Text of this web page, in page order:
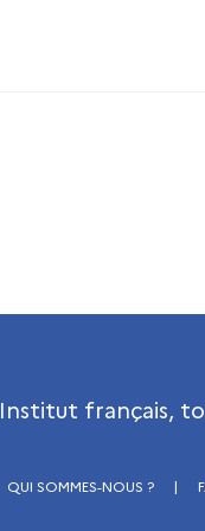
Institut français,
QUI SOMMES-NOUS ? |